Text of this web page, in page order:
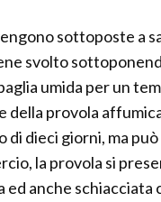
sottoposte a
svolto
umida per un
della provola
di dieci giorni, ma
la provola si
anche